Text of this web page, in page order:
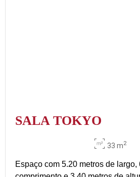
SALA TOKYO
33 m2
Espaço com 5.20 metros de largo,